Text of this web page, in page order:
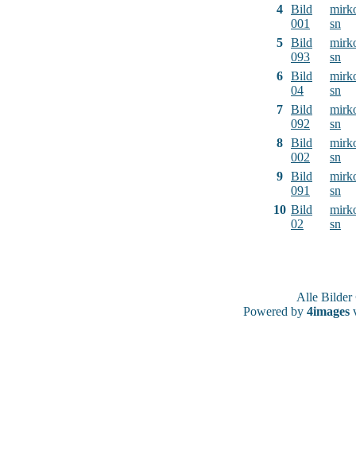
4 Bild
001
sn
5 Bild
093
sn
6 Bild
04
sn
7 Bild
092
sn
8 Bild
002
sn
9 Bild
091
sn
10 Bild
02
sn
Alle
Powered by 4images